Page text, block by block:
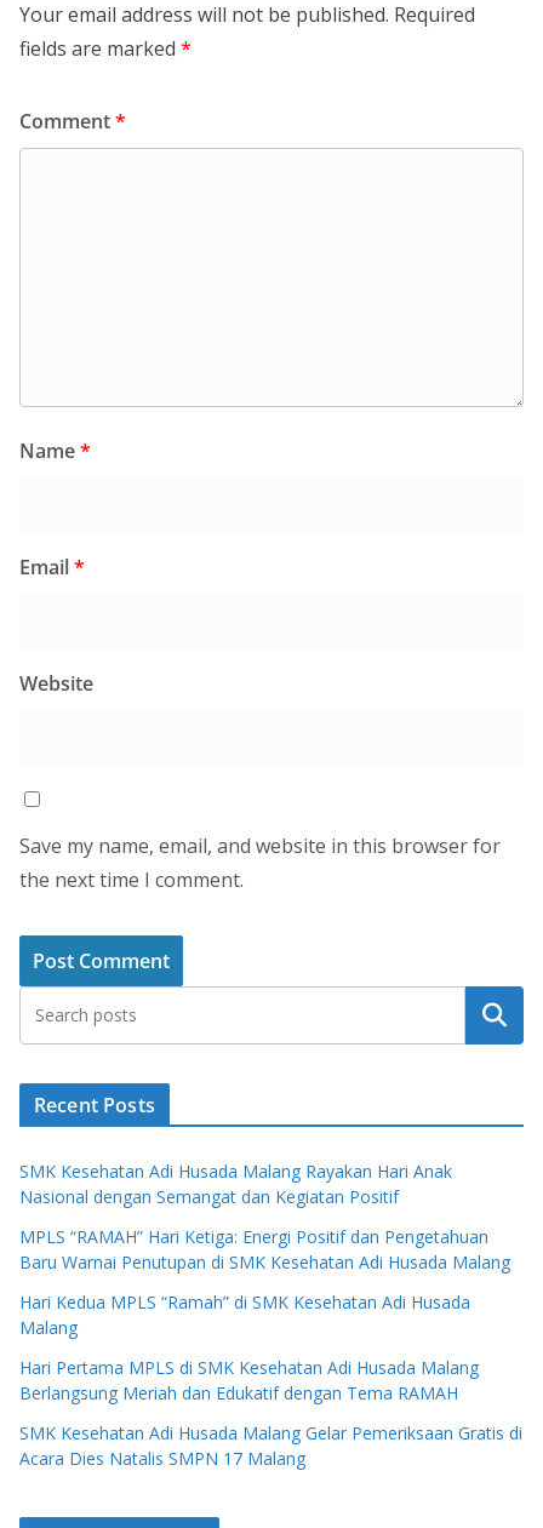
Your email address will not be published. Required
fields are marked *
Comment*
Name*
Email*
Website
Save my name, email, and website in this browser for
the next time I comment.
Search
Recent Posts
SMK Kesehatan Adi Husada Malang Rayakan Hari Anak
Nasional dengan Semangat dan Kegiatan Positif
MPLS “RAMAH” Hari Ketiga: Energi Positif dan Pengetahuan
Baru Warnai Penutupan di SMK Kesehatan Adi Husada Malang
Hari Kedua MPLS “Ramah” di SMK Kesehatan Adi Husada
Malang
Hari Pertama MPLS di SMK Kesehatan Adi Husada Malang
Berlangsung Meriah dan Edukatif dengan Tema RAMAH
SMK Kesehatan Adi Husada Malang Gelar Pemeriksaan Gratis di
Acara Dies Natalis SMPN 17 Malang